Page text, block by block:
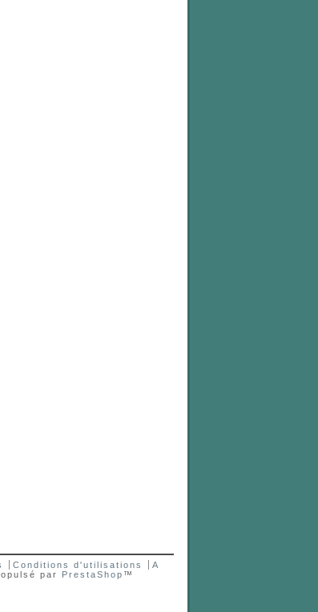
Conditions d'utilisations
A
par PrestaShop ™